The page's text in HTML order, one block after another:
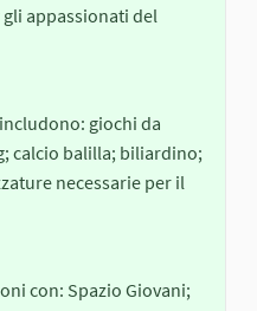
appassionati del
giochi da
calcio balilla; biliardino;
necessarie per il
con: Spazio Giovani;